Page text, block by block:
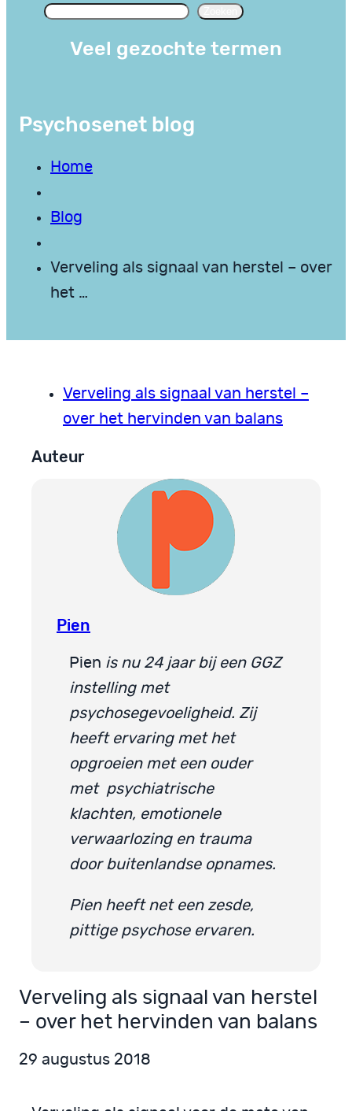
Veel gezochte termen
Psychosenet blog
Home
Blog
Verveling als signaal van herstel – over
het …
Verveling als signaal van herstel –
over het hervinden van balans
Auteur
Pien
Pien is nu 24 jaar bij een GGZ
instelling met
psychosegevoeligheid. Zij
heeft ervaring met het
opgroeien met een ouder
met psychiatrische
klachten, emotionele
verwaarlozing en trauma
door buitenlandse opnames.
Pien heeft net een zesde,
pittige psychose ervaren.
Verveling als signaal van herstel
– over het hervinden van balans
29 augustus 2018